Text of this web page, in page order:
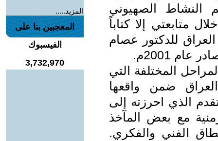
النشاط الصهيوني
متابعتي إلا كتاباً
للدكتور عصام
2001م.
المختلفة التي
ضمن واقعها
الذي احرزته إلى
مع بعض المآخذ
الفني والفكري.
المزيد.....
المعجبين بنا على
الفيسبوك
3,732,970